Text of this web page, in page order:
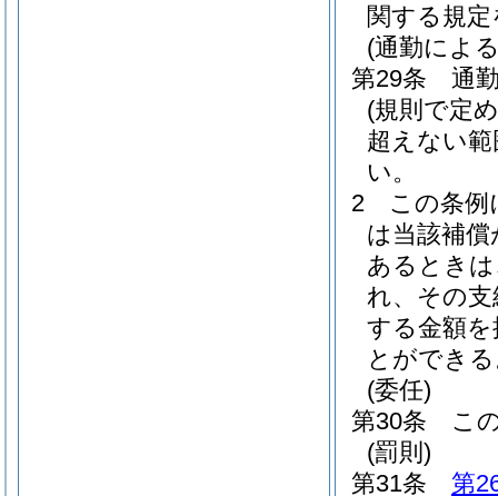
関する規
(通勤によ
第29条
通
(規則で定
超えない
い。
2
この条例
は当該補
あるとき
れ、その
する金額
とができ
(委任)
第30条
こ
(罰則)
第31条
第